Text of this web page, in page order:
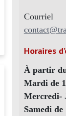
Courriel
Horaires
À partir
Mardi de
Mercredi-
Samedi de